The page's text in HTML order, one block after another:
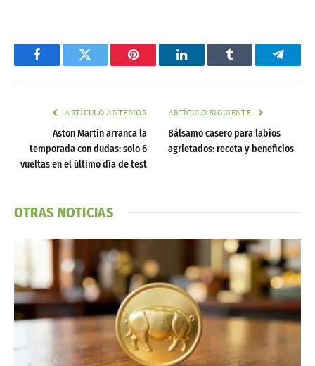
FacebookTwitter Pinterest LinkedInTumblr
ARTÍCULO ANTERIOR
Aston Martin arranca la
temporada con dudas: solo 6
vueltas en el último día de test
ARTÍCULO SIGUIENTE
Bálsamo casero para labios
agrietados: receta y beneficios
OTRAS NOTICIAS